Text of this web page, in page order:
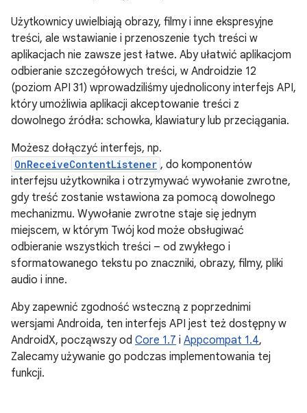
Użytkownicy uwielbiają obrazy, filmy i inne ekspresyjne
treści, ale wstawianie i przenoszenie tych treści w
aplikacjach nie zawsze jest łatwe. Aby ułatwić aplikacjom
odbieranie szczegółowych treści, w Androidzie 12
(poziom API 31) wprowadziliśmy ujednolicony interfejs API,
który umożliwia aplikacji akceptowanie treści z
dowolnego źródła: schowka, klawiatury lub przeciągania.
Możesz dołączyć interfejs, np.
OnReceiveContentListener , do komponentów
interfejsu użytkownika i otrzymywać wywołanie zwrotne,
gdy treść zostanie wstawiona za pomocą dowolnego
mechanizmu. Wywołanie zwrotne staje się jednym
miejscem, w którym Twój kod może obsługiwać
odbieranie wszystkich treści – od zwykłego i
sformatowanego tekstu po znaczniki, obrazy, filmy, pliki
audio i inne.
Aby zapewnić zgodność wsteczną z poprzednimi
wersjami Androida, ten interfejs API jest też dostępny w
AndroidX, począwszy od Core 1.7 i Appcompat 1.4,
Zalecamy używanie go podczas implementowania tej
funkcji.